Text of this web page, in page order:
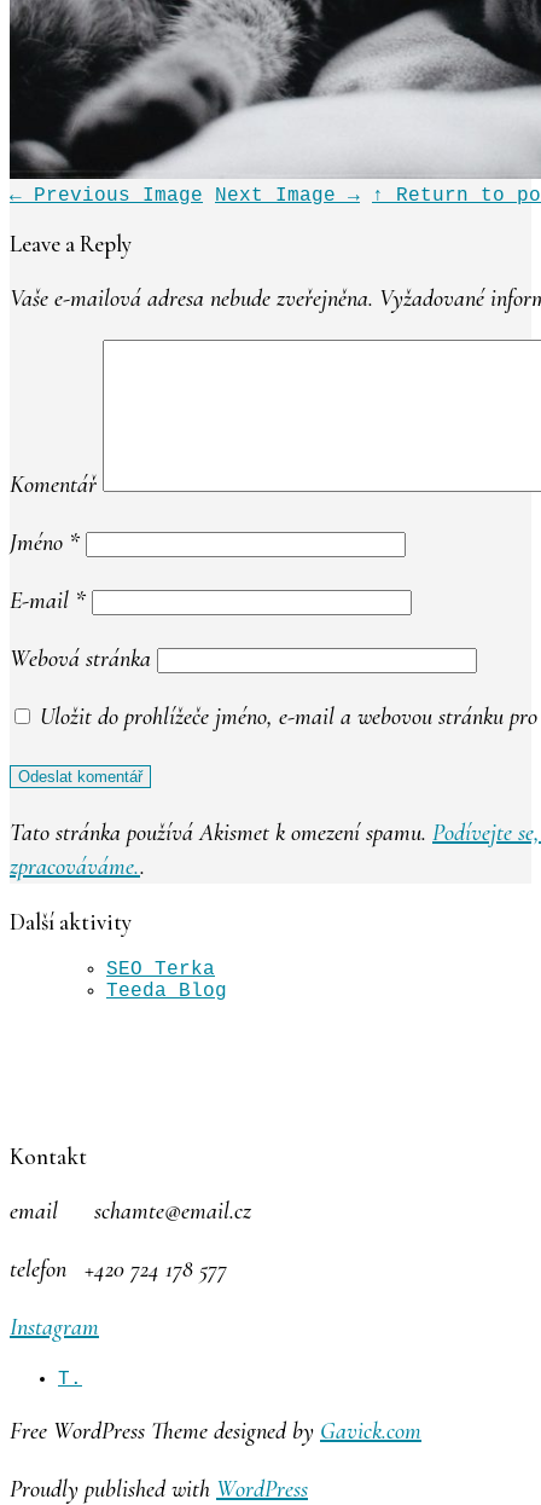
← Previous Image Next Image → ↑ Return to
Leave a Reply
Vaše e-mailová adresa nebude zveřejněna. Vyžadované
Komentář
Jméno *
E-mail *
Webová stránka
Uložit do prohlížeče jméno, e-mail a webovou stránku
Tato stránka používá Akismet k omezení spamu. Podívejte
zpracováváme..
Další aktivity
SEO Terka
Teeda Blog
Kontakt
email schamte@email.cz
telefon +420 724 178 577
Instagram
T.
Free WordPress Theme designed by Gavick.com
Proudly published with WordPress